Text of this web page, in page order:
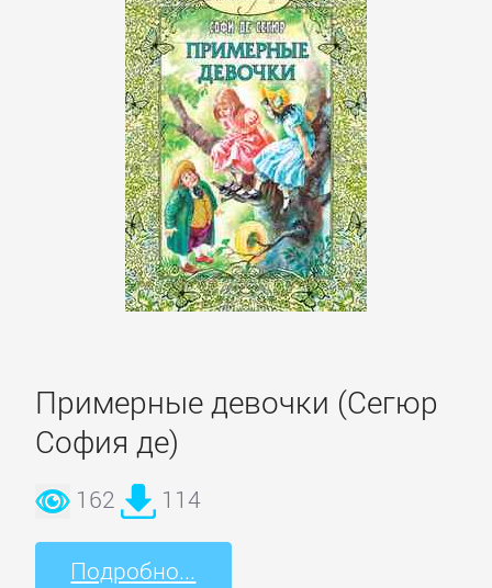
Примерные девочки (Сегюр
София де)
162 114
Подробно...
Зарубежные
Учебная
литература
ДОМАШНИЙ
ОЧАГ